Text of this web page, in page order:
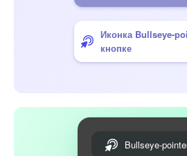
Иконка Bullseye-
кнопке
Bullseye-